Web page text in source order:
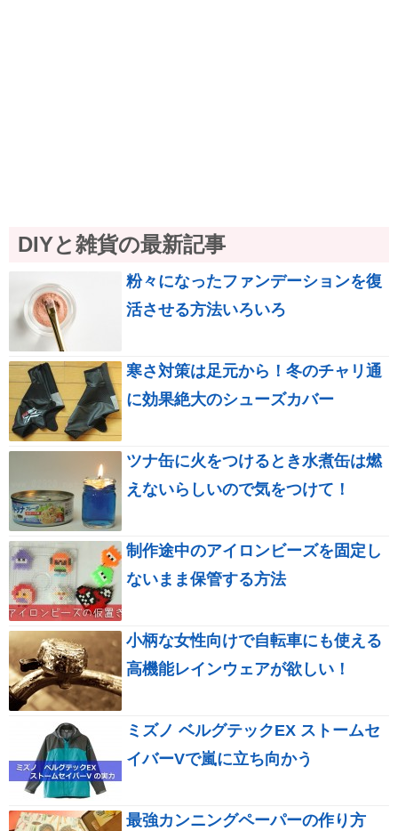
DIYと雑貨の最新記事
粉々になったファンデーションを復
活させる方法いろいろ
寒さ対策は足元から！冬のチャリ通
に効果絶大のシューズカバー
ツナ缶に火をつけるとき水煮缶は燃
えないらしいので気をつけて！
制作途中のアイロンビーズを固定し
ないまま保管する方法
小柄な女性向けで自転車にも使える
高機能レインウェアが欲しい！
ミズノ ベルグテックEX ストームセ
イバーVで嵐に立ち向かう
最強カンニングペーパーの作り方